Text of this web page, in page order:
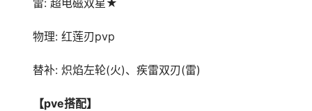
雷: 超电磁双星★
物理: 红莲刃pvp
替补: 炽焰左轮(火)、疾雷双刃(雷)
【pve搭配】